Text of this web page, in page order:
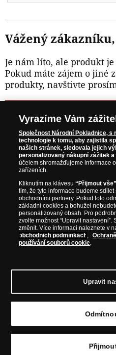
Vážený zákazníku,
Je nám líto, ale produkt je
Pokud máte zájem o jiné
produkty, navštivte
NAVŠTIVTE
Prosím informujte mě, jakmile
NAŠE
Komfortní
© Copyright 2026 - Národní Pokladnice, s. r.
CZ28507622
Společnost zapsána v OR vedeném Městským
Vyrazíme Vám
Společnost Národní Pokladnice, s
technologie k tomu, aby zajistila
našich stránek, sledovala jejich
personalizovaný nákupní zážitek
účelem shromažďujeme informace
zařízeních.
Kliknutím na klávesu“Přijmout vše”
tím, že tyto informace budeme
obchodními partnery. Pokud toto
základní cookies a bohužel
personalizovaný obsah. Pro
zvolte možnost “Upravit
změnit. Více informací naleznete v
obchodních podmínkách ,
používání souborů cookie.
Upravit